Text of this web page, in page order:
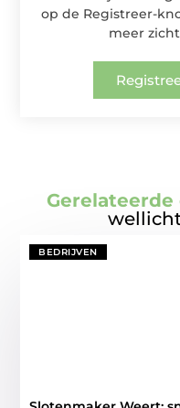
op de Registreer-
meer
BEDRIJVEN